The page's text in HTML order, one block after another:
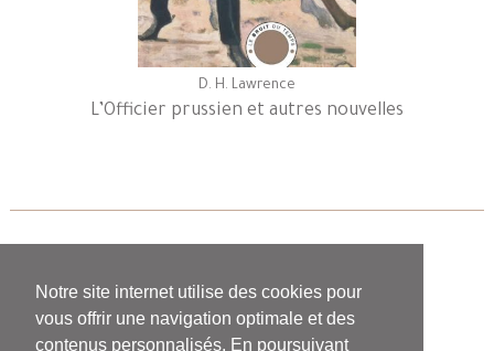
Notre site internet utilise des cookies pour
vous offrir une navigation optimale et des
contenus personnalisés. En poursuivant
D. H. Lawrence
L’Officier prussien et autres nouvelles